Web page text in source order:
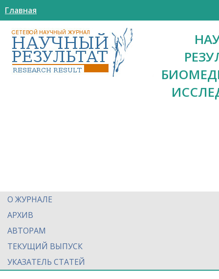
Главная
О ЖУРНАЛЕ
АРХИВ
АВТОРАМ
ТЕКУЩИЙ ВЫПУСК
УКАЗАТЕЛЬ СТАТЕЙ